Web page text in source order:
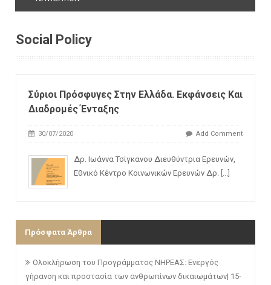
Social Policy
Σύριοι Πρόσφυγες Στην Ελλάδα. Εκφάνσεις Και
Διαδρομές Ένταξης
30/07/2020 Add Comment
Δρ. Ιωάννα Τσίγκανου Διευθύντρια Ερευνών,
Εθνικό Κέντρο Κοινωνικών Ερευνών Δρ. [...]
Πρόσφατα Άρθρα
Ολοκλήρωση του Προγράμματος ΝΗΡΕΑΣ: Ενεργός
γήρανση και προστασία των ανθρωπίνων δικαιωμάτων| 15-